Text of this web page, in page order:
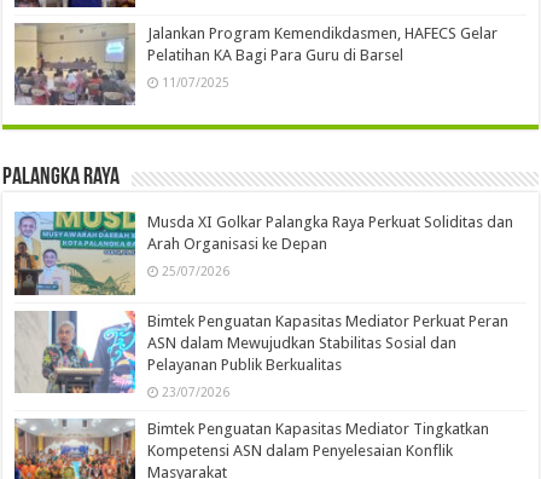
Jalankan Program Kemendikdasmen, HAFECS Gelar
Pelatihan KA Bagi Para Guru di Barsel
11/07/2025
Palangka Raya
Musda XI Golkar Palangka Raya Perkuat Soliditas dan
Arah Organisasi ke Depan
25/07/2026
Bimtek Penguatan Kapasitas Mediator Perkuat Peran
ASN dalam Mewujudkan Stabilitas Sosial dan
Pelayanan Publik Berkualitas
23/07/2026
Bimtek Penguatan Kapasitas Mediator Tingkatkan
Kompetensi ASN dalam Penyelesaian Konflik
Masyarakat